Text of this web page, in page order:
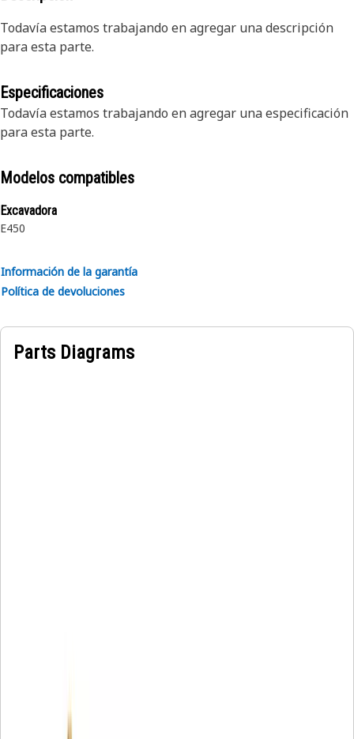
Todavía estamos trabajando en agregar una descripción
para esta parte.
Especificaciones
Todavía estamos trabajando en agregar una especificación
para esta parte.
Modelos compatibles
Excavadora
E450
Información de la garantía
Política de devoluciones
Parts Diagrams